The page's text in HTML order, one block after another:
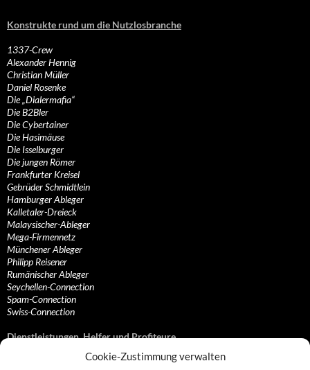
Cookie-Zustimmung verwalten
Konstrukte rund um die Nutzlosbranche
1337-Crew
Alexander Hennig
Christian Müller
Daniel Rosenke
Die „Dialermafia“
Die B2Bler
Die Cybertainer
Die Hasimäuse
Die Isselburger
Die jungen Römer
Frankfurter Kreisel
Gebrüder Schmidtlein
Hamburger Ableger
Kalletaler-Dreieck
Malaysischer-Ableger
Mega-Firmennetz
Münchener Ableger
Philipp Reisener
Rumänischer Ableger
Seychellen-Connection
Spam-Connection
Swiss-Connection
Dienstleistungen, Helfer und Profiteure
Anonymisierungsdienste, VPN- und Web-Proxy…